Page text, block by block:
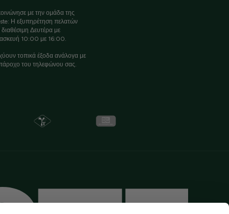
με την ομάδα της
Η εξυπηρέτηση πελατών
διαθέσιμη Δευτέρα με
10:00 με 16:00.
τοπικά έξοδα ανάλογα με
του τηλεφώνου σας.